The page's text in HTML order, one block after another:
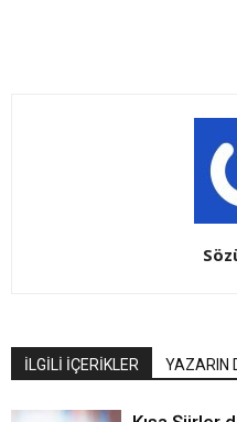
İLGİLİ İÇERİKLER YAZARIN